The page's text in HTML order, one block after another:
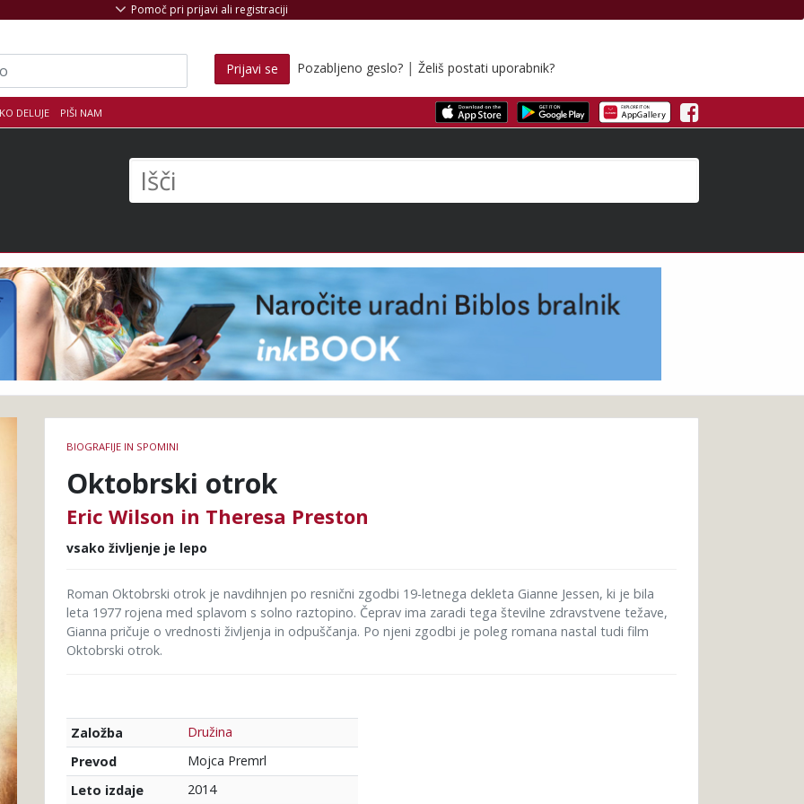
DELUJE PIŠI NAM Facebook
Pomoč pri prijavi ali registraciji
Prijavi se Pozabljeno geslo? | Želiš postati uporabnik?
knjige
BIOGRAFIJE IN SPOMINI
Oktobrski otrok
Eric Wilson in Theresa Preston
vsako življenje je lepo
Roman Oktobrski otrok je navdihnjen po resnični zgodbi 19-letnega dekleta Gianne Jessen, ki je bila
leta 1977 rojena med splavom s solno raztopino. Čeprav ima zaradi tega številne zdravstvene težave,
Gianna pričuje o vrednosti življenja in odpuščanja. Po njeni zgodbi je poleg romana nastal tudi film
Oktobrski otrok.
Založba
Družina
Prevod
Mojca Premrl
Leto izdaje
2014